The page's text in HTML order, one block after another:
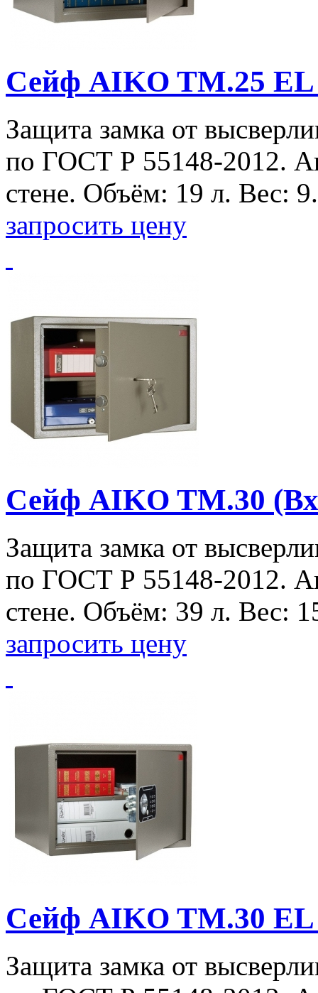
Сейф AIKO TM.25
Защита замка от
по ГОСТ Р 55148-2012.
стене. Объём: 19 л. Вес:
запросить цену
Сейф AIKO TM.30
Защита замка от
по ГОСТ Р 55148-2012.
стене. Объём: 39 л. Вес:
запросить цену
Сейф AIKO TM.30
Защита замка от